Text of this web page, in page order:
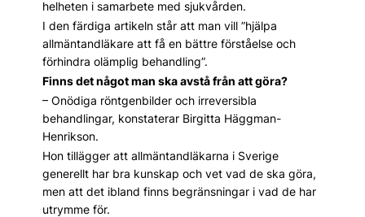
helheten i samarbete med sjukvården.
I den färdiga artikeln står att man vill ”hjälpa
allmäntandläkare att få en bättre förståelse och
förhindra olämplig behandling”.
Finns det något man ska avstå från att göra?
– Onödiga röntgenbilder och irreversibla
behandlingar, konstaterar Birgitta Häggman-
Henrikson.
Hon tillägger att allmäntandläkarna i Sverige
generellt har bra kunskap och vet vad de ska göra,
men att det ibland finns begränsningar i vad de har
utrymme för.